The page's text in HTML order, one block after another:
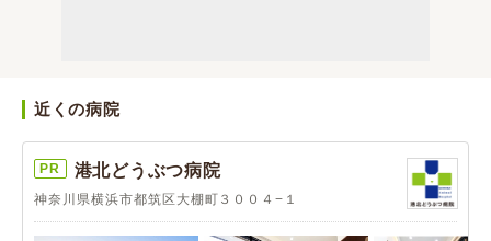
近くの病院
PR 港北どうぶつ病院
神奈川県横浜市都筑区大棚町３００４−１